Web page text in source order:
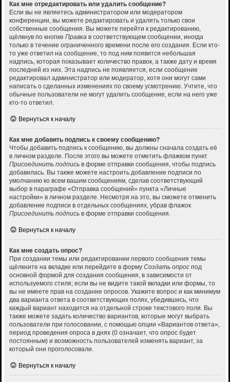
Как мне отредактировать или удалить сообщение?
Если вы не являетесь администратором или модератором
конференции, вы можете редактировать и удалять только свои
собственные сообщения. Вы можете перейти к редактированию,
щёлкнув по кнопке Правка в соответствующем сообщении, иногда
только в течение ограниченного времени после его создания. Если кто-
то уже ответил на сообщение, то под ним появится небольшая
надпись, которая показывает количество правок, а также дату и время
последней из них. Эта надпись не появляется, если сообщение
редактировал администратор или модератор, хотя они могут сами
написать о сделанных изменениях по своему усмотрению. Учтите, что
обычные пользователи не могут удалить сообщение, если на него уже
кто-то ответил.
Вернуться к началу
Как мне добавить подпись к своему сообщению?
Чтобы добавить подпись к сообщению, вы должны сначала создать её
в личном разделе. После этого вы можете отметить флажком пункт
Присоединить подпись в форме отправки сообщения, чтобы подпись
добавилась. Вы также можете настроить добавление подписи по
умолчанию ко всем вашим сообщениям, сделав соответствующий
выбор в параграфе «Отправка сообщений» пункта «Личные
настройки» в личном разделе. Несмотря на это, вы сможете отменить
добавление подписи в отдельных сообщениях, убрав флажок
Присоединить подпись в форме отправки сообщения.
Вернуться к началу
Как мне создать опрос?
При создании темы или редактировании первого сообщения темы
щёлкните на вкладке или перейдите в форму Создать опрос под
основной формой для создания сообщения, в зависимости от
используемого стиля; если вы не видите такой вкладки или формы, то
вы не имеете прав на создание опросов. Укажите вопрос и как минимум
два варианта ответа в соответствующих полях, убедившись, что
каждый вариант находится на отдельной строке текстового поля. Вы
также можете задать количество вариантов, которые могут выбрать
пользователи при голосовании, с помощью опции «Вариантов ответа»,
период проведения опроса в днях (0 означает, что опрос будет
постоянным) и возможность пользователей изменять вариант, за
который они проголосовали.
Вернуться к началу